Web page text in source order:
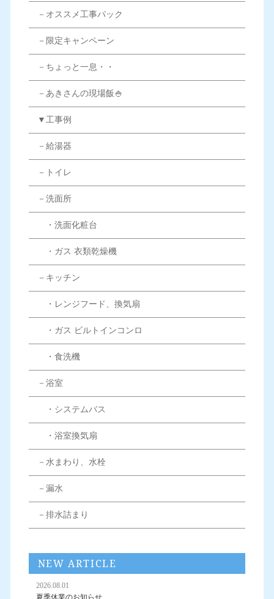
－オススメ工事パック
－限定キャンペーン
－ちょっと一息・・
－あきさんの現場飯🍚
▼工事例
－給湯器
－トイレ
－洗面所
・洗面化粧台
・ガス 衣類乾燥機
－キッチン
・レンジフード、換気扇
・ガス ビルトインコンロ
・食洗機
－浴室
・システムバス
・浴室換気扇
－水まわり、水栓
－漏水
－排水詰まり
NEW ARTICLE
2026.08.01
夏季休業のお知らせ